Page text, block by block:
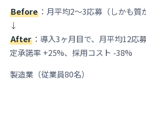
Before ：月平均2〜3応募（しかも質
↓
After ：導入3ヶ月目で、月平均12応
定承諾率 +25%、採用コスト -38%
製造業（従業員80名）